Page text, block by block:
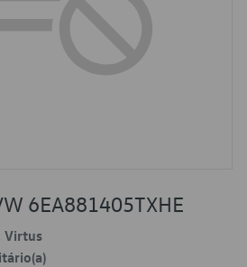
6EA881405TXHE
Virtus